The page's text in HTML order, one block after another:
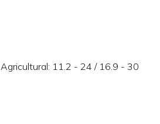
Agricultural: 11.2 - 24 / 16.9 - 30